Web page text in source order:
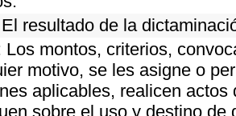
resultado de la
Los montos, criterios,
motivo, se les asigne o
aplicables, realicen
sobre el uso y destino de